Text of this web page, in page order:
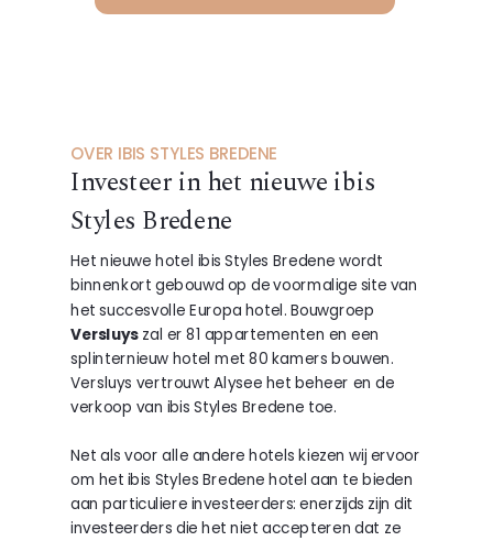
OVER IBIS STYLES BREDENE
Investeer in het nieuwe ibis
Styles Bredene
Het nieuwe hotel ibis Styles Bredene wordt
binnenkort gebouwd op de voormalige site van
het succesvolle Europa hotel. Bouwgroep
Versluys zal er 81 appartementen en een
splinternieuw hotel met 80 kamers bouwen.
Versluys vertrouwt Alysee het beheer en de
verkoop van ibis Styles Bredene toe.
Net als voor alle andere hotels kiezen wij ervoor
om het ibis Styles Bredene hotel aan te bieden
aan particuliere investeerders: enerzijds zijn dit
investeerders die het niet accepteren dat ze